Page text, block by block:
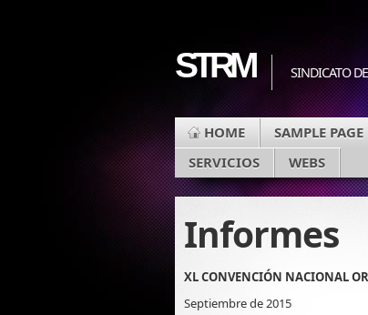
STRM SINDICATO
HOME SAMPLE PAGE
SERVICIOS
WEBS
Informes
XL CONVENCIÓN NACIONAL
Septiembre de 2015